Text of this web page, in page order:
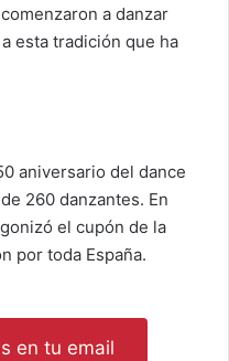
a danzar
esta tradición que ha
aniversario del dance
260 danzantes. En
el cupón de la
por toda España.
en tu email